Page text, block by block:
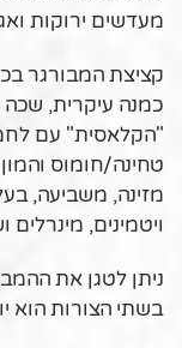
מעדשים ירוקות
קציצת המבורגר
כמנה עיקרית,
"הקלאסית" עם
טחינה/חומוס
מזינה, משביעה,
ויטמינים, מינרלים
ניתן לטגן את
בשתי הצורות הוא